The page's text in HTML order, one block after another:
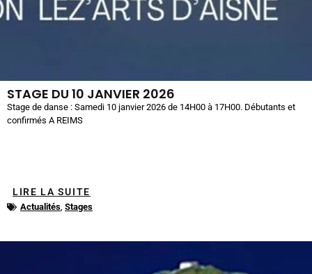
STAGE DU 10 JANVIER 2026
Stage de danse : Samedi 10 janvier 2026 de 14H00 à 17H00. Débutants et
confirmés A REIMS
LIRE LA SUITE
Actualités, Stages